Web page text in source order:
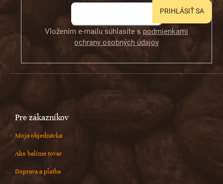
Vložením e-mailu súhlasíte s podmienkami
ochrany osobných údajov
PRIHLÁSIŤ SA
Pre zákazníkov
Moja objednávka
Ako balíme tovar
Doprava a platba